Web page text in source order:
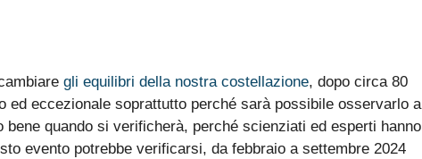
gli equilibri della nostra costellazione, dopo circa 80
ed eccezionale soprattutto perché sarà possibile osservarlo a
quando si verificherà, perché scienziati ed esperti hanno
evento potrebbe verificarsi, da febbraio a settembre 2024